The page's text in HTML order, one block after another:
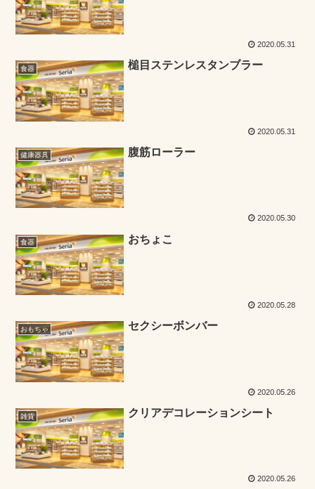
2020.05.31
食器 槌目ステンレスタンブラー
2020.05.31
健康器具 腹筋ローラー
2020.05.30
食器 おちょこ
2020.05.28
おもちゃ セクシーボンバー
2020.05.26
雑貨 クリアデコレーションシート
2020.05.26